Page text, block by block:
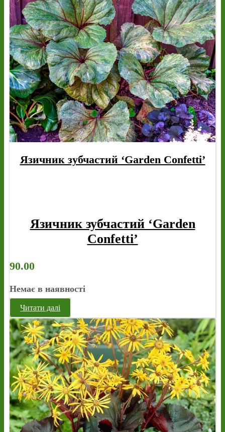
Язичник зубчастий ‘Garden Confetti’
Язичник зубчастий ‘Garden
Confetti’
90.00
Немає в наявності
Читати далі